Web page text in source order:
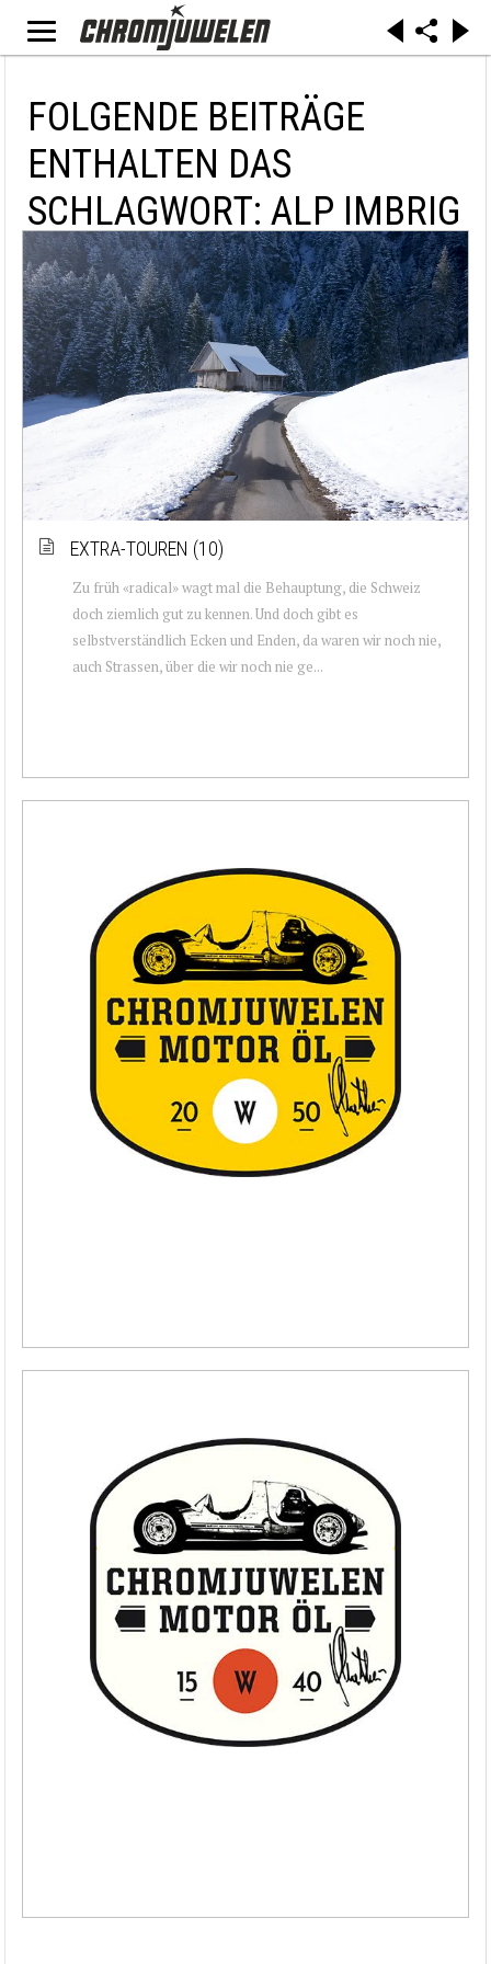
FOLGENDE BEITRÄGE
ENTHALTEN DAS
SCHLAGWORT: ALP IMBRIG
EXTRA-TOUREN (10)
Zu früh «radical» wagt mal die Behauptung, die Schweiz
doch ziemlich gut zu kennen. Und doch gibt es
selbstverständlich Ecken und Enden, da waren wir noch nie,
auch Strassen, über die wir noch nie ge...